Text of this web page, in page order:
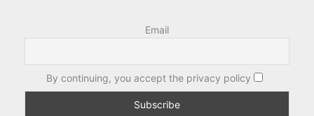
Email
By continuing, you accept the privacy policy